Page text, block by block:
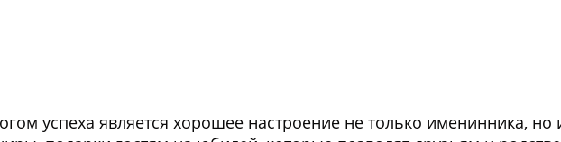
успеха является хорошее настроение не только именинника,